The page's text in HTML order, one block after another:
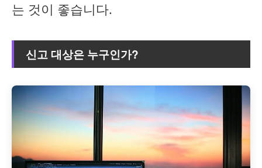
는 것이 좋습니다.
신고 대상은 누구인가?